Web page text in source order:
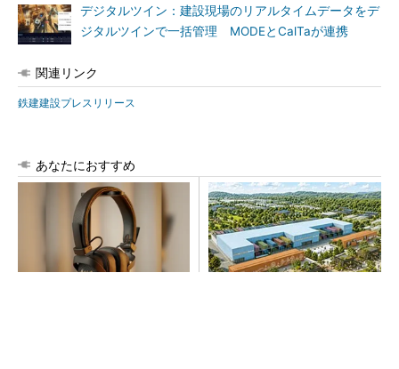
デジタルツイン：建設現場のリアルタイムデータをデ
ジタルツインで一括管理 MODEとCalTaが連携
関連リンク
鉄建建設プレスリリース
あなたにおすすめ